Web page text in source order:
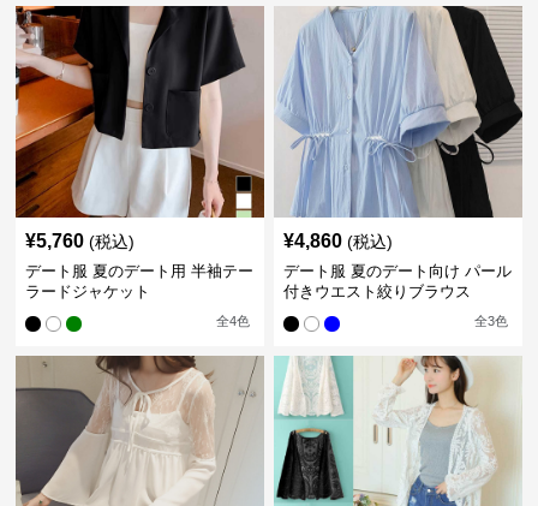
¥5,760 (税込)
デート服 夏のデート用 半袖テー
ラードジャケット
全4色
¥4,860 (税込)
デート服 夏のデート向け パール
付きウエスト絞りブラウス
全3色